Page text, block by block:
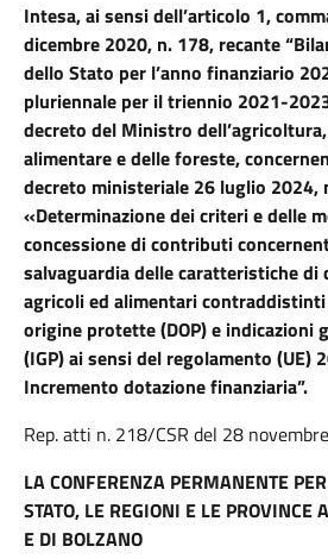
Intesa, ai sensi dell’articolo 1,
dicembre 2020, n. 178, recante
dello Stato per l’anno finanziario
pluriennale per il triennio 2021-
decreto del Ministro
alimentare e delle foreste,
decreto ministeriale 26 luglio 2024,
«Determinazione dei criteri e delle
concessione di contributi
salvaguardia delle caratteristiche
agricoli ed alimentari
origine protette (DOP) e indicazioni
(IGP) ai sensi del regolamento (UE)
Incremento dotazione finanziaria”.
Rep. atti n. 218/CSR del 28
LA CONFERENZA PERMANENTE
STATO, LE REGIONI E LE PROVINCE
E DI BOLZANO